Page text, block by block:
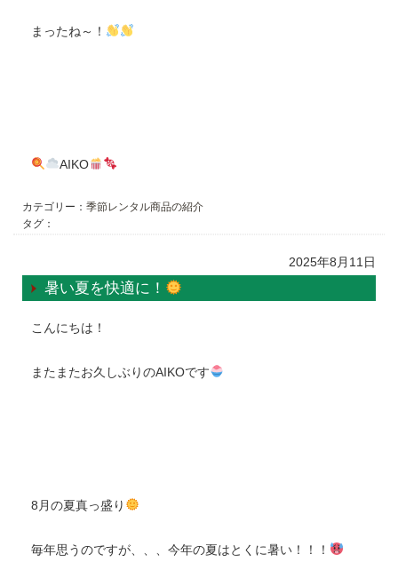
まったね～！
AIKO
カテゴリー： 季節レンタル商品の紹介
タグ：
2025年8月11日
暑い夏を快適に！
こんにちは！
またまたお久しぶりのAIKOです
8月の夏真っ盛り
毎年思うのですが、、、今年の夏はとくに暑い！！！